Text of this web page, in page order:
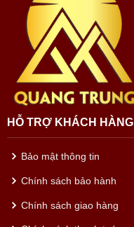
HỖ TRỢ KHÁCH HÀNG
Bảo mật thông tin
Chính sách bảo hành
Chính sách giao hàng